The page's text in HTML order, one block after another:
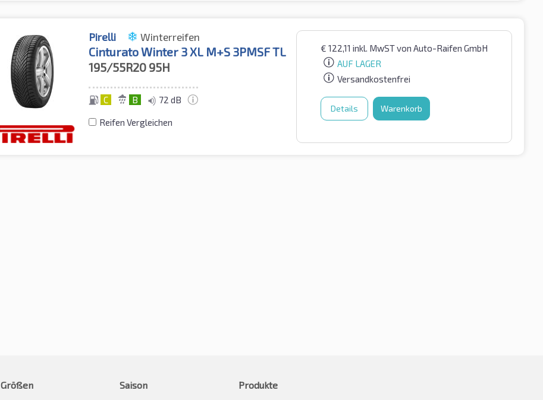
Pirelli Winterreifen
Cinturato Winter 3 XL M+S 3PMSF TL
195/55R20 95H
C B 72 dB
Reifen Vergleichen
€ 122,11 inkl. MwSTvon Auto-Raifen GmbH
AUF LAGER
Versandkostenfrei
Details Warenkorb
Größen
Saison
Produkte